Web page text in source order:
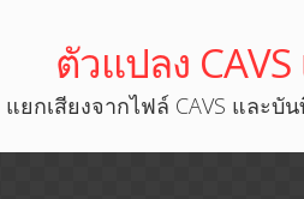
ตัวแปลง CAVS
แยกเสียงจากไฟล์ CAVS และบั